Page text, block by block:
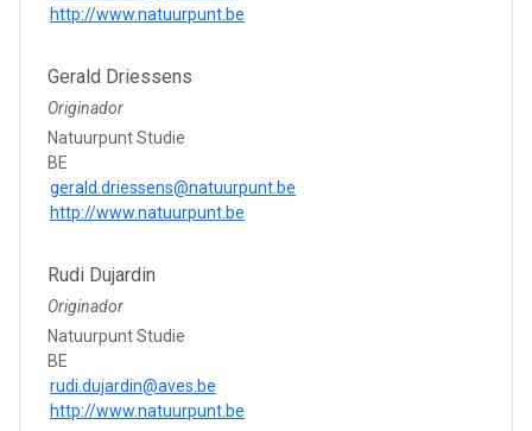
http://www.natuurpunt.be
Gerald Driessens
Originador
Natuurpunt Studie
BE
gerald.driessens@natuurpunt.be
http://www.natuurpunt.be
Rudi Dujardin
Originador
Natuurpunt Studie
BE
rudi.dujardin@aves.be
http://www.natuurpunt.be